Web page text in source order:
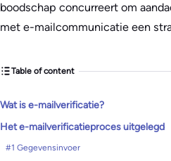
boodschap concurreert om
met e-mailcommunicatie een
Table of content
Wat is e-mailverificatie?
Het e-mailverificatieproces uitgelegd
#1 Gegevensinvoer